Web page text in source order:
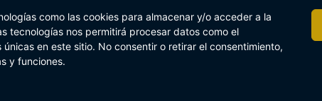
como las cookies para almacenar y/o acceder a la
tecnologías nos permitirá procesar datos como el
en este sitio. No consentir o retirar el consentimiento,
y funciones.
Interna Buzón Plan Regional